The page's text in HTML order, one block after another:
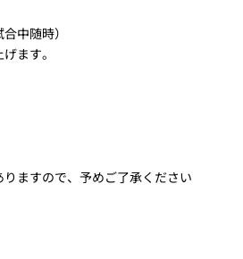
中随時）
ます。
ますので、予めご了承ください